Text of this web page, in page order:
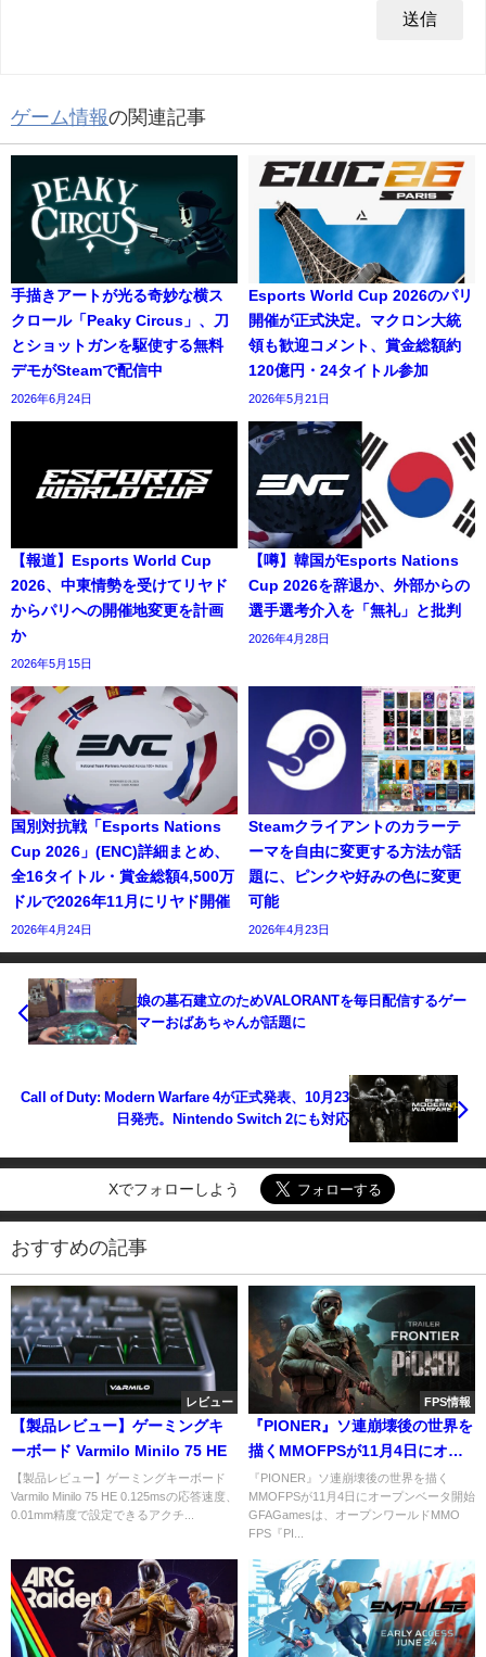
ゲーム情報の関連記事
手描きアートが光る奇妙な横ス
クロール「Peaky Circus」、刀
とショットガンを駆使する無料
デモがSteamで配信中
2026年6月24日
Esports World Cup 2026のパリ
開催が正式決定。マクロン大統
領も歓迎コメント、賞金総額約
120億円・24タイトル参加
2026年5月21日
【報道】Esports World Cup
2026、中東情勢を受けてリヤド
からパリへの開催地変更を計画
か
2026年5月15日
【噂】韓国がEsports Nations
Cup 2026を辞退か、外部からの
選手選考介入を「無礼」と批判
2026年4月28日
国別対抗戦「Esports Nations
Cup 2026」(ENC)詳細まとめ、
全16タイトル・賞金総額4,500万
ドルで2026年11月にリヤド開催
2026年4月24日
Steamクライアントのカラーテ
ーマを自由に変更する方法が話
題に、ピンクや好みの色に変更
可能
2026年4月23日
娘の墓石建立のためVALORANTを毎日配信するゲー
マーおばあちゃんが話題に
Call of Duty: Modern Warfare 4が正式発表、10月23
日発売。Nintendo Switch 2にも対応
Xでフォローしよう
おすすめの記事
レビュー
【製品レビュー】ゲーミングキ
ーボード Varmilo Minilo 75 HE
【製品レビュー】ゲーミングキーボード
Varmilo Minilo 75 HE 0.125msの応答速度、
0.01mm精度で設定できるアクチ...
FPS情報
『PIONER』ソ連崩壊後の世界を
描くMMOFPSが11月4日にオー
プンベータ開始
『PIONER』ソ連崩壊後の世界を描く
MMOFPSが11月4日にオープンベータ開始
GFAGamesは、オープンワールドMMO
FPS『PI...